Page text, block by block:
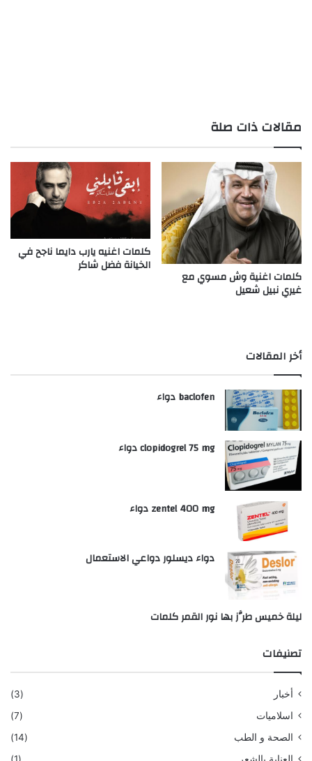
مقالات ذات صلة
كلمات اغنية وش مسوي مع
غيري نبيل شعيل
كلمات اغنيه يارب دايما ناجح في
الخيانة فضل شاكر
أخر المقالات
baclofen دواء
clopidogrel 75 mg دواء
zentel 400 mg دواء
دواء ديسلور دواعي الاستعمال
ليلة خميس طرَّز بها نور القمر كلمات
تصنيفات
أخبار
(3)
اسلاميات
(7)
الصحة و الطب
(14)